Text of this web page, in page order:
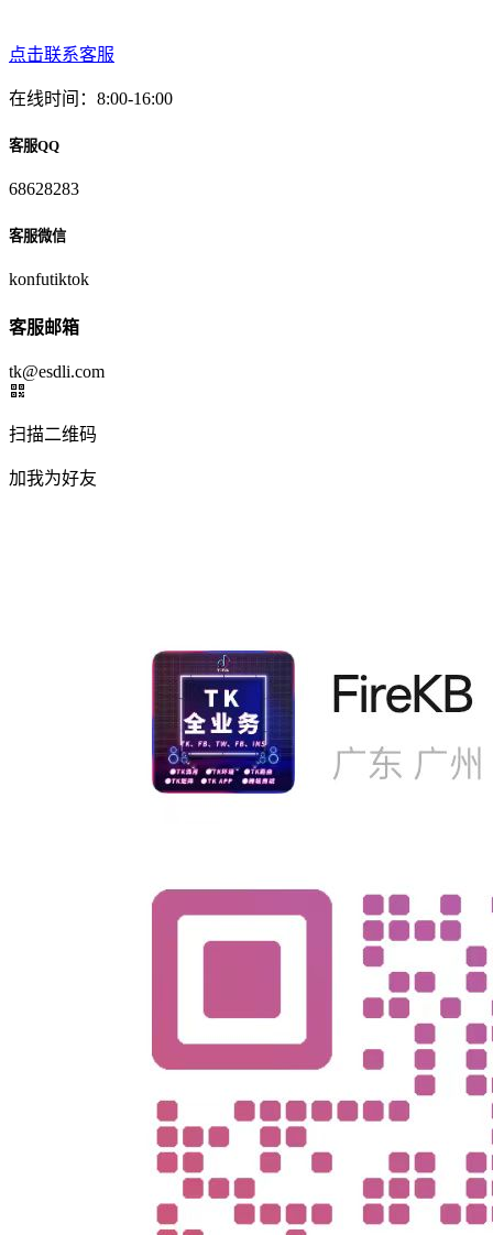
点击联系客服
在线时间：8:00-16:00
客服QQ
68628283
客服微信
konfutiktok
客服邮箱
tk@esdli.com
扫描二维码
加我为好友